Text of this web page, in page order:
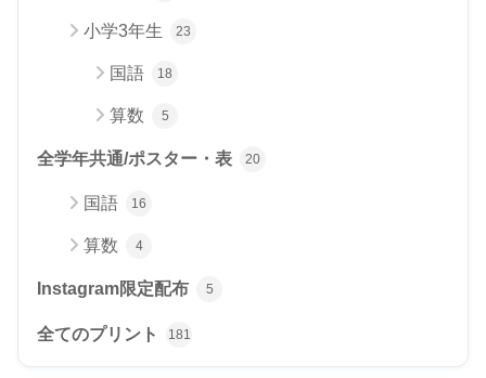
小学3年生 23
国語 18
算数 5
全学年共通/ポスター・表 20
国語 16
算数 4
Instagram限定配布 5
全てのプリント 181